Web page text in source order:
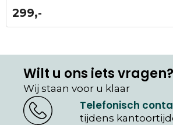
299,-
Wilt u ons iets vragen?
Wij staan voor u klaar
Telefonisch
tijdens